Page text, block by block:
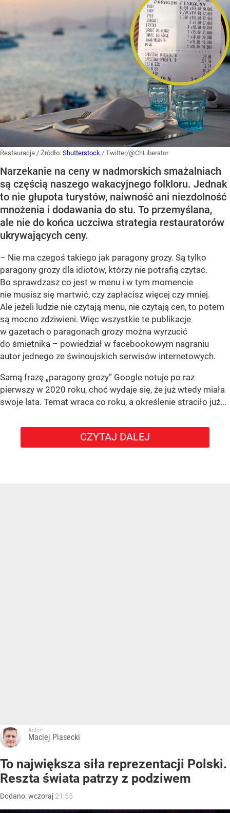
Restauracja / Źródło: Shutterstock / Twitter/@ChLiberator
Narzekanie na ceny w nadmorskich smażalniach
są częścią naszego wakacyjnego folkloru. Jednak
to nie głupota turystów, naiwność ani niezdolność
mnożenia i dodawania do stu. To przemyślana,
ale nie do końca uczciwa strategia restauratorów
ukrywających ceny.
– Nie ma czegoś takiego jak paragony grozy. Są tylko
paragony grozy dla idiotów, którzy nie potrafią czytać.
Bo sprawdzasz co jest w menu i w tym momencie
nie musisz się martwić, czy zapłacisz więcej czy mniej.
Ale jeżeli ludzie nie czytają menu, nie czytają cen, to potem
są mocno zdziwieni. Więc wszystkie te publikacje
w gazetach o paragonach grozy można wyrzucić
do śmietnika – powiedział w facebookowym nagraniu
autor jednego ze świnoujskich serwisów internetowych.
Samą frazę „paragony grozy” Google notuje po raz
pierwszy w 2020 roku, choć wydaje się, że już wtedy miała
swoje lata. Temat wraca co roku, a określenie straciło już...
CZYTAJ DALEJ
Autor:
Maciej Piasecki
To największa siła reprezentacji Polski.
Reszta świata patrzy z podziwem
Dodano:wczoraj 21:55